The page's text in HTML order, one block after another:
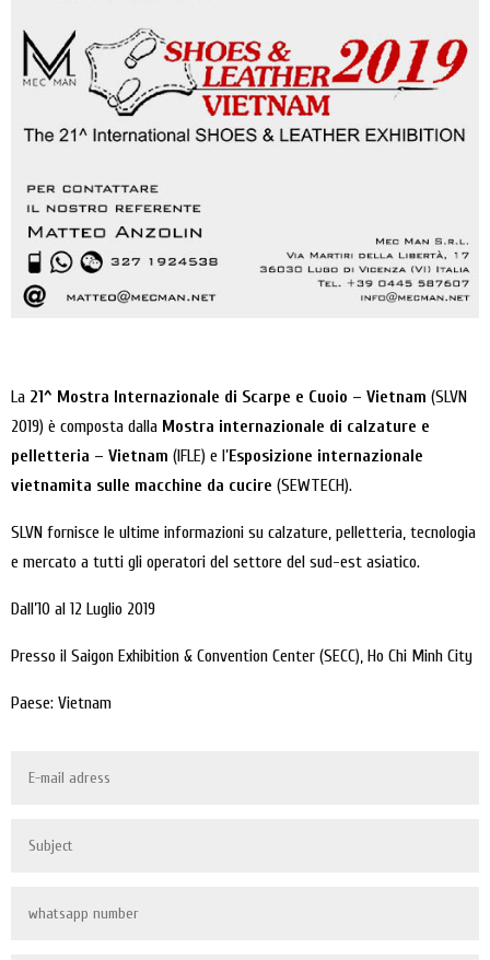
La 21^ Mostra Internazionale di Scarpe e Cuoio – Vietnam (SLVN
2019) è composta dalla Mostra internazionale di calzature e
pelletteria – Vietnam (IFLE) e l’Esposizione internazionale
vietnamita sulle macchine da cucire (SEWTECH).
SLVN fornisce le ultime informazioni su calzature, pelletteria, tecnologia
e mercato a tutti gli operatori del settore del sud-est asiatico.
Dall’10 al 12 Luglio 2019
Presso il Saigon Exhibition & Convention Center (SECC), Ho Chi Minh City
Paese: Vietnam